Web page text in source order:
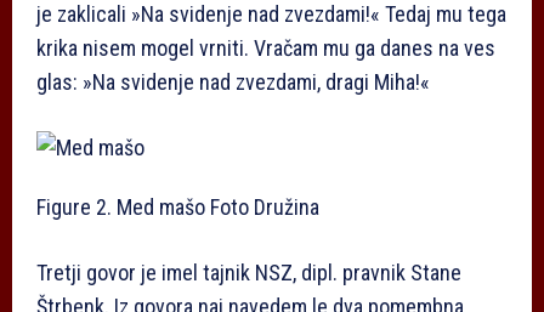
je zaklicali »Na svidenje nad zvezdami!« Tedaj mu tega
krika nisem mogel vrniti. Vračam mu ga danes na ves
glas: »Na svidenje nad zvezdami, dragi Miha!«
Figure 2. Med mašo Foto Družina
Tretji govor je imel tajnik NSZ, dipl. pravnik Stane
Štrbenk. Iz govora naj navedem le dva pomembna